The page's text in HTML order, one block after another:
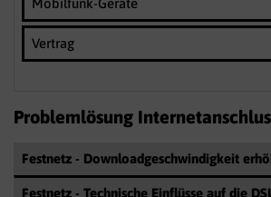
Mobilfunk-Geräte
Vertrag
Problemlösung
Festnetz - Downloadgeschwindigkeit
Festnetz - Technische Einflüsse auf die